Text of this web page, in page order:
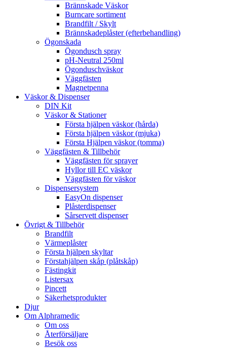
Brännskade Väskor
Burncare sortiment
Brandfilt / Skylt
Brännskadeplåster (efterbehandling)
Ögonskada
Ögondusch spray
pH-Neutral 250ml
Ögonduschväskor
Väggfästen
Magnetpenna
Väskor & Dispenser
DIN Kit
Väskor & Stationer
Första hjälpen väskor (hårda)
Första hjälpen väskor (mjuka)
Första Hjälpen väskor (tomma)
Väggfästen & Tillbehör
Väggfästen för sprayer
Hyllor till EC väskor
Väggfästen för väskor
Dispensersystem
EasyOn dispenser
Plåsterdispenser
Sårservett dispenser
Övrigt & Tillbehör
Brandfilt
Värmeplåster
Första hjälpen skyltar
Förstahjälpen skåp (plåtskåp)
Fästingkit
Listersax
Pincett
Säkerhetsprodukter
Djur
Om Alphramedic
Om oss
Återförsäljare
Besök oss